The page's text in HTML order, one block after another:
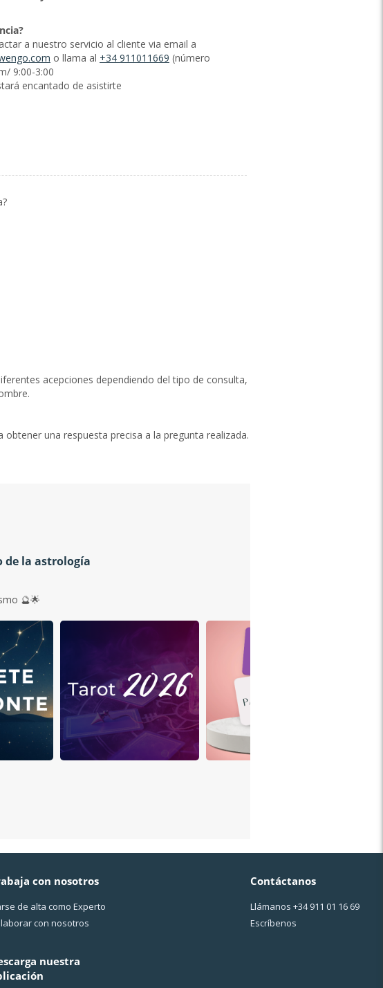
a nuestro servicio al cliente via email a
o llama al +34 911011669
9:00-3:00
encantado de asistirte
acepciones dependiendo del tipo de consulta,
una respuesta precisa a la pregunta realizada.
de la astrología
🔮🌟
con nosotros
de alta como Experto
con nosotros
nuestra
Contáctanos
Llámanos +34 911 01 16 69
Escríbenos